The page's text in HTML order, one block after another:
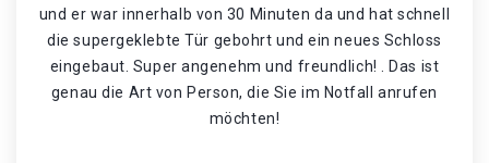
und er war innerhalb von 30 Minuten da und hat schnell
die supergeklebte Tür gebohrt und ein neues Schloss
eingebaut. Super angenehm und freundlich! . Das ist
genau die Art von Person, die Sie im Notfall anrufen
möchten!